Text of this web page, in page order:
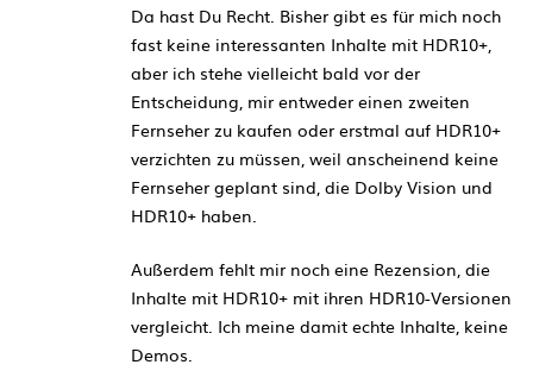
Da hast Du Recht. Bisher gibt es für mich noch
fast keine interessanten Inhalte mit HDR10+,
aber ich stehe vielleicht bald vor der
Entscheidung, mir entweder einen zweiten
Fernseher zu kaufen oder erstmal auf HDR10+
verzichten zu müssen, weil anscheinend keine
Fernseher geplant sind, die Dolby Vision und
HDR10+ haben.
Außerdem fehlt mir noch eine Rezension, die
Inhalte mit HDR10+ mit ihren HDR10-Versionen
vergleicht. Ich meine damit echte Inhalte, keine
Demos.